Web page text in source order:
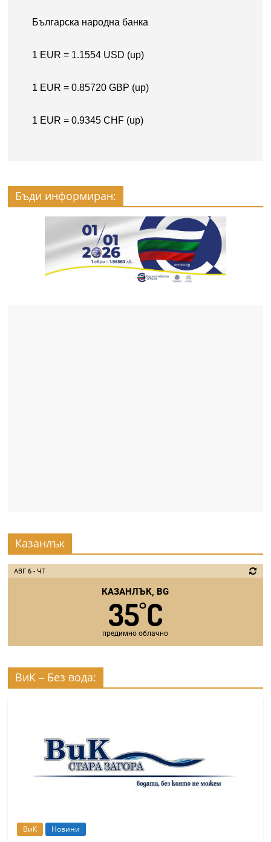
Бъди информиран:
Казанлък
АВГ 6 - ЧТ
КАЗАНЛЪК, BG
35°C
предимно облачно
ВиК – Без вода:
ВиК Новини